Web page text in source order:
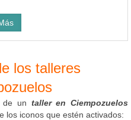
los talleres
de un taller en Ciempozuelos
los iconos que estén activados: